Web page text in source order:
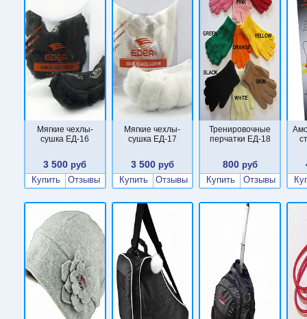
Мягкие чехлы-
сушка ЕД-16
3 500 руб
Купить
Отзывы
Мягкие чехлы-
сушка ЕД-17
3 500 руб
Купить
Отзывы
Тренировочные
перчатки ЕД-18
800руб
Купить
Отзывы